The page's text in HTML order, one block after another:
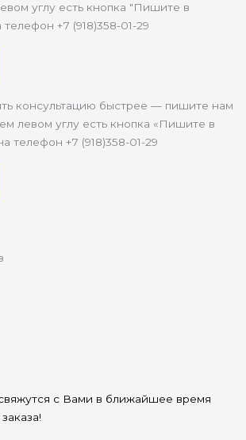
углу есть кнопка "Пишите в
+7 (918)358-01-29
консультацию быстрее — пишите нам
левом углу есть кнопка «Пишите в
телефон +7 (918)358-01-29
с Вами в ближайшее время